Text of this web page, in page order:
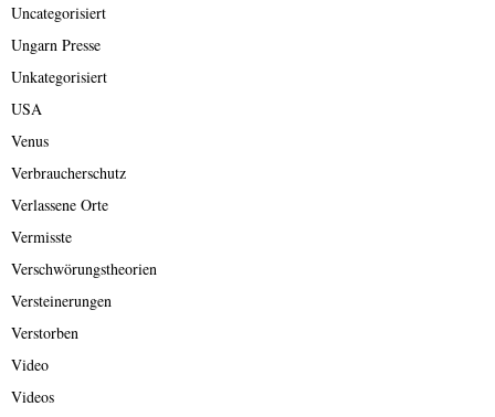
Uncategorisiert
Ungarn Presse
Unkategorisiert
USA
Venus
Verbraucherschutz
Verlassene Orte
Vermisste
Verschwörungstheorien
Versteinerungen
Verstorben
Video
Videos